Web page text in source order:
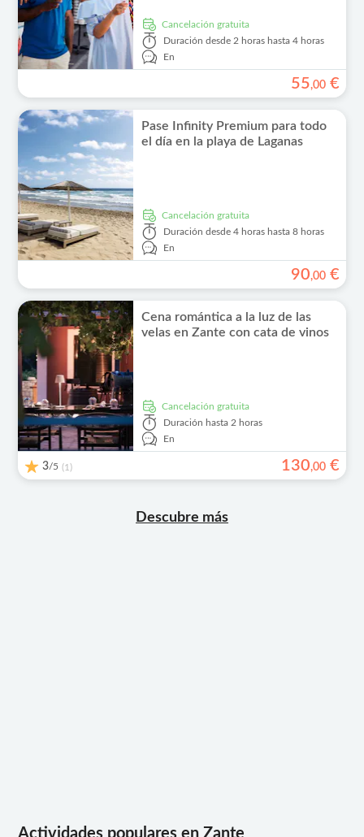
cancelación gratuita
Duración desde 2 horas hasta 4 horas
En
55,00 €
Pase Infinity Premium para todo
el día en la playa de Laganas
cancelación gratuita
Duración desde 4 horas hasta 8 horas
En
90,00 €
Cena romántica a la luz de las
velas en Zante con cata de vinos
cancelación gratuita
Duración hasta 2 horas
En
3/5 (1) 130,00 €
Descubre más
Actividades populares en Zante